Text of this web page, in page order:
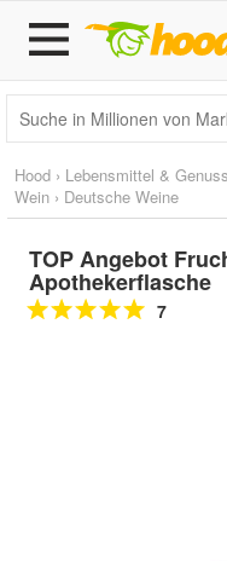
Hood › Lebensmittel & Genuss
Wein › Deutsche Weine
TOP Angebot
Apothekerflasche
7